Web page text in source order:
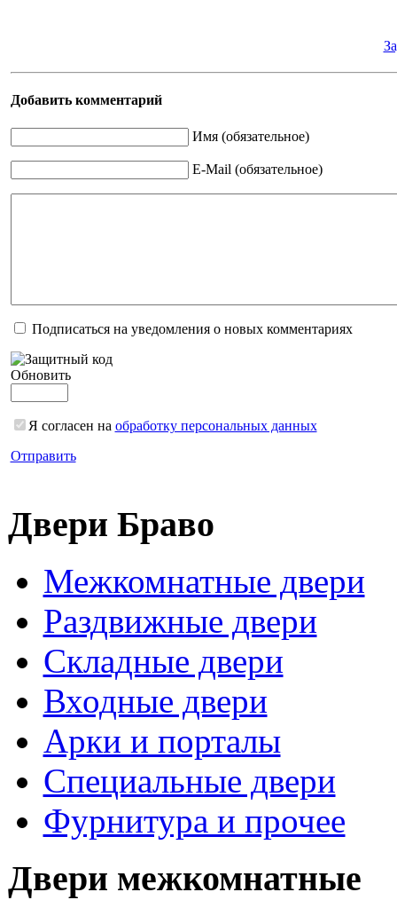
Добавить комментарий
Имя (обязательное)
E-Mail (обязательное)
Подписаться на уведомления о новых комментариях
Обновить
Я согласен на обработку персональных данных
Отправить
Двери Браво
Межкомнатные двери
Раздвижные двери
Складные двери
Входные двери
Арки и порталы
Специальные двери
Фурнитура и прочее
Двери межкомнатные